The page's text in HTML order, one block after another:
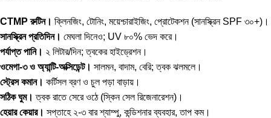
CTMP রুটিন। ক্লিনজিং, টোনিং, ময়েশ্চারাইজিং, প্রোটেকশন (সানস্ক্রিন SPF ৩০+)।
সানস্ক্রিন প্রতিদিন। মেঘলা দিনেও; UV ৮০% ভেদ করে।
পর্যাপ্ত পানি। ২ লিটার/দিন; ত্বকের হাইড্রেশন।
ওমেগা-৩ ও অ্যান্টি-অক্সিডেন্ট। সালমন, বাদাম, বেরি; ত্বক ঝলমলে।
স্ট্রেস কমান। কর্টিসল ব্রণ ও চুল পড়া বাড়ায়।
সঠিক ঘুম। ত্বক রাতে সেরে ওঠে (স্কিন সেল রিজেনারেশন)।
হেয়ার কেয়ার। সপ্তাহে ২-৩ বার শ্যাম্পু, কন্ডিশনার ব্যবহার, তাপ কম।